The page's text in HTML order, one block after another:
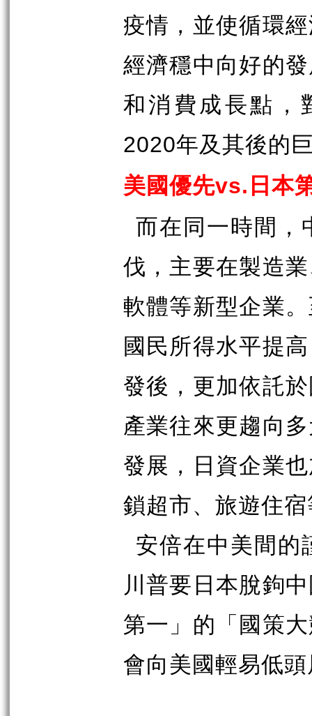
疫情，並使循環
經濟穩中向好的
和消費成長點，
2020年及其後的
美國優先vs. 日本
而在同一時間，
伐，主要在製造
軟體等新型企業
國民所得水平提
發後，更加依託
產業往來更趨向
發展，日資企業
鎖超市、旅遊住
安倍在中美間的
川普要日本脫鉤
第一」的「國策
會向美國輕易低